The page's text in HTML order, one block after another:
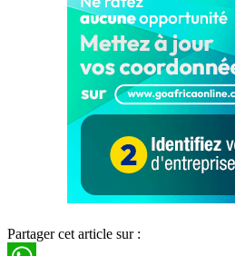
Partager cet article sur :